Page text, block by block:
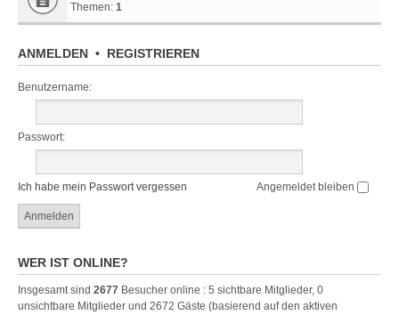
Themen: 1
ANMELDEN • REGISTRIEREN
Benutzername:
Passwort:
Ich habe mein Passwort vergessen Angemeldet bleiben
WER IST ONLINE?
Insgesamt sind 2677 Besucher online : 5 sichtbare Mitglieder, 0
unsichtbare Mitglieder und 2672 Gäste (basierend auf den aktiven